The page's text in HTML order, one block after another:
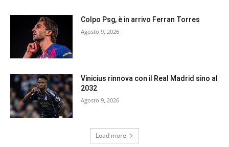
Colpo Psg, è in arrivo Ferran Torres
Agosto 9, 2026
Vinicius rinnova con il Real Madrid sino al
2032
Agosto 9, 2026
Load more